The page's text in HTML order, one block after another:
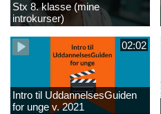
Stx 8. klasse (mine
introkurser)
02:02
Intro til UddannelsesGuiden
for unge v. 2021